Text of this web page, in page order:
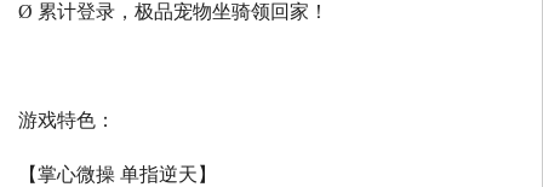
Ø 累计登录，极品宠物坐骑领回家！
游戏特色：
【掌心微操 单指逆天】